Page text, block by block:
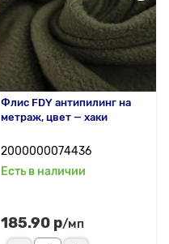
Флис FDY антипилинг на
метраж, цвет — хаки
2000000074436
Есть в наличии
185.90 р/мп